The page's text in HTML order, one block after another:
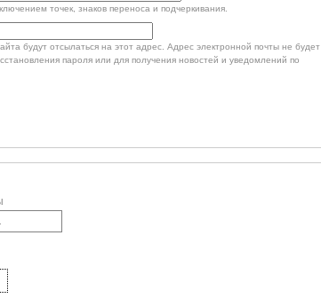
точек, знаков переноса и подчеркивания.
будут отсылаться на этот адрес. Адрес электронной почты не будет
пароля или для получения новостей и уведомлений по